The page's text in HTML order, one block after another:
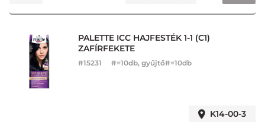
PALETTE ICC HAJFESTÉK 1-1 (C1)
ZAFÍRFEKETE
#15231 #=10db, gyűjtő#=10db
K14-00-3